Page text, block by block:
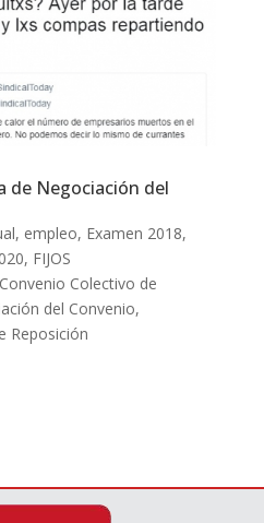
de Negociación del
, empleo, Examen 2018,
, FIJOS
Colectivo de
del Convenio,
Reposición